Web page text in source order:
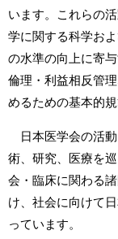
います。これらの
学に関する科学お
の水準の向上に寄
倫理・利益相反管
めるための基本的
日本医学会の活動
術、研究、医療を
会・臨床に関わる
け、社会に向けて
っています。